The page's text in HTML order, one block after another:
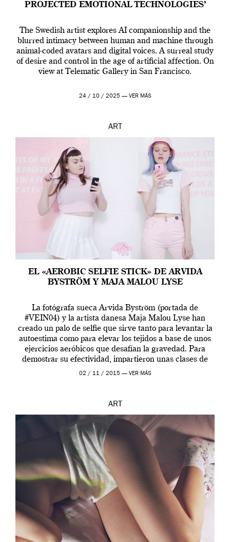
PROJECTED EMOTIONAL TECHNOLOGIES’
The Swedish artist explores AI companionship and the
blurred intimacy between human and machine through
animal-coded avatars and digital voices. A surreal study
of desire and control in the age of artificial affection. On
view at Telematic Gallery in San Francisco.
24 / 10 / 2025 — VER MÁS
ART
EL «AEROBIC SELFIE STICK» DE ARVIDA
BYSTRÖM Y MAJA MALOU LYSE
La fotógrafa sueca Arvida Byström (portada de
#VEIN04) y la artista danesa Maja Malou Lyse han
creado un palo de selfie que sirve tanto para levantar la
autoestima como para elevar los tejidos a base de unos
ejercicios aeróbicos que desafían la gravedad. Para
demostrar su efectividad, impartieron unas clases de
prueba en el Tate […]
02 / 11 / 2015 — VER MÁS
ART